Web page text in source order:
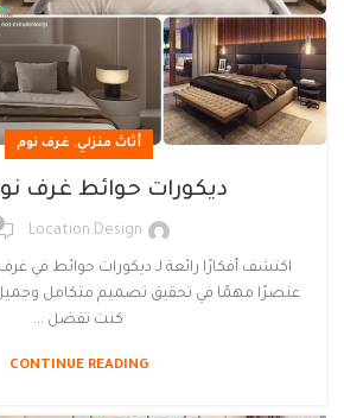
أثاث منزلي, غرف نوم
ديكورات حوائط غرف نوم
Location Design
اكتشف أفكارًا رائعة لـ ديكورات حوائط في غرف
عنصرًا مهمًا في تحقيق تصميم متكامل
كنت تفضل ...
CONTINUE READING